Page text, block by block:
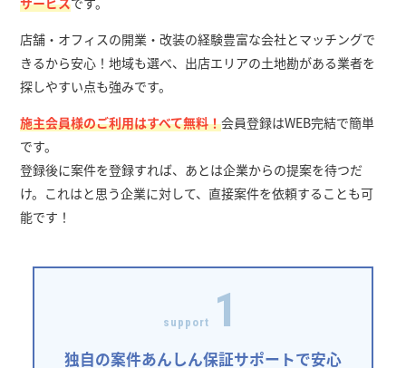
店舗・オフィスの開業・改装の経験豊富な会社とマッチングで
きるから安心！地域も選べ、出店エリアの土地勘がある業者を
探しやすい点も強みです。
施主会員様のご利用はすべて無料！会員登録はWEB完結で簡単
です。
登録後に案件を登録すれば、あとは企業からの提案を待つだ
け。これはと思う企業に対して、直接案件を依頼することも可
能です！
support 1
独自の案件あんしん保証サポートで安心